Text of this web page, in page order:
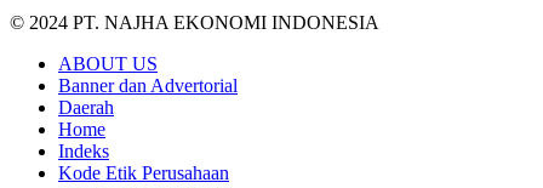
© 2024 PT. NAJHA EKONOMI INDONESIA
ABOUT US
Banner dan Advertorial
Daerah
Home
Indeks
Kode Etik Perusahaan